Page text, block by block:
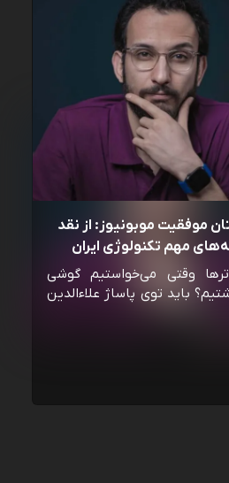
موفقیت موبونیوز: از نقد
مهم تکنولوژی ایران
وقتی می‌خواستیم گوشی
باید توی پاساژ علاءالدین